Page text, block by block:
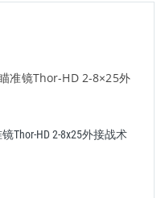
Thor-HD 2-8x25外接战术